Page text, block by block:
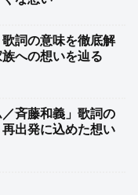
詞の意味を徹底解
への想いを辿る
／斉藤和義」歌詞の
出発に込めた想い